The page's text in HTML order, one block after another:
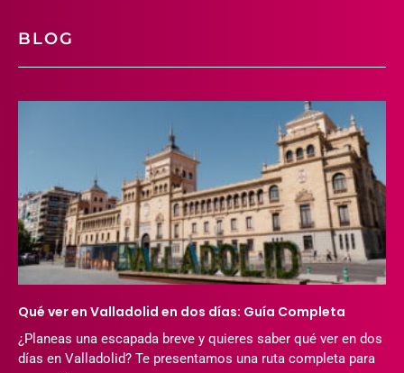
BLOG
Qué ver en Valladolid en dos días: Guía Completa
¿Planeas una escapada breve y quieres saber qué ver en dos
días en Valladolid? Te presentamos una ruta completa para